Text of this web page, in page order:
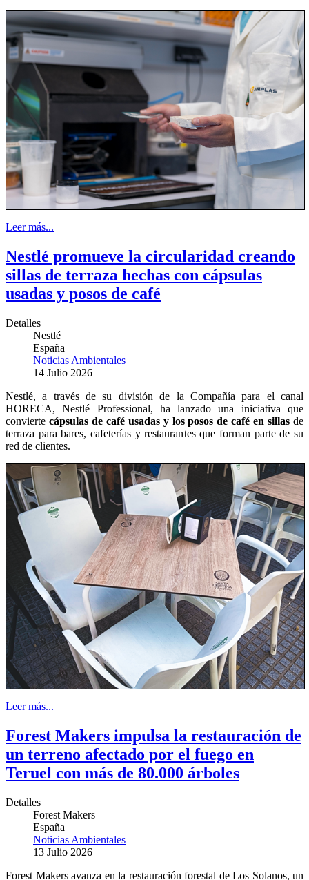
Leer más...
Nestlé promueve la circularidad creando
sillas de terraza hechas con cápsulas
usadas y posos de café
Detalles
Nestlé
España
Noticias Ambientales
14 Julio 2026
Nestlé, a través de su división de la Compañía para el canal
HORECA, Nestlé Professional, ha lanzado una iniciativa que
convierte cápsulas de café usadas y los posos de café en sillas de
terraza para bares, cafeterías y restaurantes que forman parte de su
red de clientes.
Leer más...
Forest Makers impulsa la restauración de
un terreno afectado por el fuego en
Teruel con más de 80.000 árboles
Detalles
Forest Makers
España
Noticias Ambientales
13 Julio 2026
Forest Makers avanza en la restauración forestal de Los Solanos, un